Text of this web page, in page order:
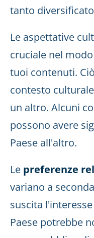
tanto
Le aspettative
cruciale nel
tuoi contenuti.
contesto
un altro. Alcuni
possono avere
Paese all'altro.
Le preferenze
variano a
suscita
Paese potrebbe